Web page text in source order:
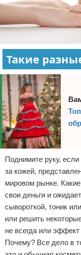
Такие
Поднимите руку,
за кожей,
мировом рынке.
свои деньги и
сывороткой, тоник
или решить
не всегда или
Почему? Все дело в